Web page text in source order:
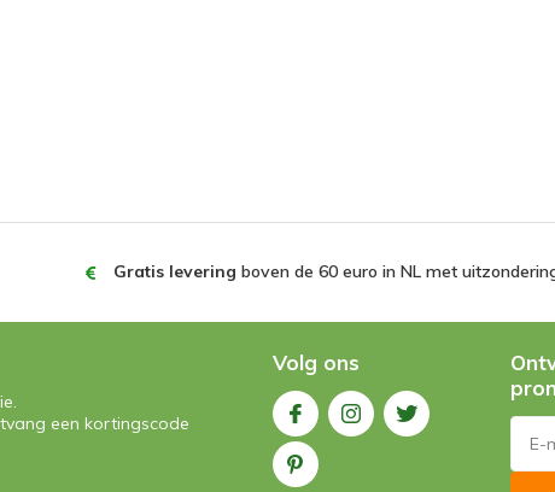
Gratis levering boven de 60 euro in NL met
een kortingscode
Volg ons